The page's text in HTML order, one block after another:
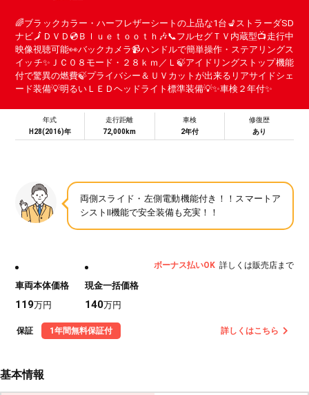
🌈ブラックカラー・ハーフレザーシートの上品な1台💺ストラーダSD
ナビ🗾ＤＶＤ💿Ｂｌｕｅｔｏｏｔｈ🎶📞フルセグＴＶ内蔵型📺走行中
映像視聴可能👀バックカメラ📹ハンドルで簡単操作・ステアリングス
イッチ✨ＪＣ０８モード・２８ｋｍ／Ｌ🍃アイドリングストップ機能
付で驚異の燃費🍃プライバシー＆ＵＶカットが出来るリアサイドシェ
ード装備💡明るいＬＥＤヘッドライト標準装備💡✨車検２年付✨
年式
H28(2016)年
走行距離
72,000km
車検
2年付
修復歴
あり
両側スライド・左側電動機能付き！！スマートア
シストⅡ機能で安全装備も充実！！
車両本体価格
119万円
現金一括価格
140万円
ボーナス払いOK 詳しくは販売店まで
保証 1年間無料保証付 詳しくはこちら
基本情報